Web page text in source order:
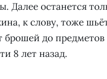
Далее останется
к слову, тоже
до предметов
8 лет назад.